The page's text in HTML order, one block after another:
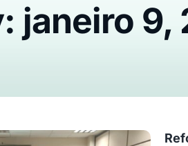
janeiro 9,